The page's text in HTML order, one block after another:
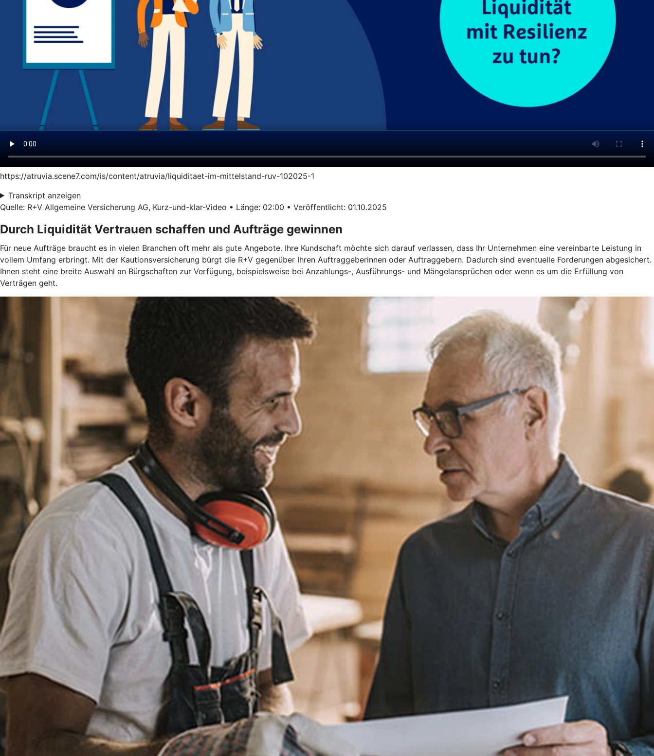
https://atruvia.scene7.com/is/content/atruvia/liquiditaet-im-mittelstand-ruv-102025-1
Transkript anzeigen
Quelle: R+V Allgemeine Versicherung AG, Kurz-und-klar-Video • Länge: 02:00 • Veröffentlicht: 01.10.2025
Durch Liquidität Vertrauen schaffen und Aufträge gewinnen
Für neue Aufträge braucht es in vielen Branchen oft mehr als gute Angebote. Ihre Kundschaft möchte sich darauf verlassen, dass Ihr Unternehmen eine vereinbarte Leistung in
vollem Umfang erbringt. Mit der Kautionsversicherung bürgt die R+V gegenüber Ihren Auftraggeberinnen oder Auftraggebern. Dadurch sind eventuelle Forderungen abgesichert.
Ihnen steht eine breite Auswahl an Bürgschaften zur Verfügung, beispielsweise bei Anzahlungs-, Ausführungs- und Mängelansprüchen oder wenn es um die Erfüllung von
Verträgen geht.